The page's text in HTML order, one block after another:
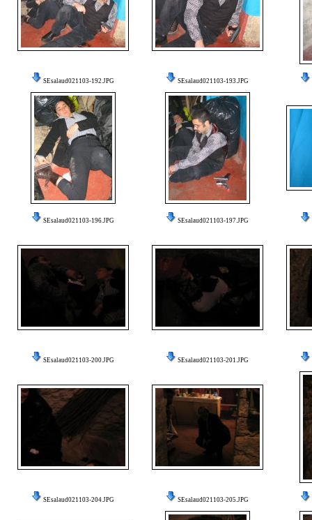
SEsalaud021103-192.JPG SEsalaud021103-193.JPG
SEsalaud021103-196.JPG SEsalaud021103-197.JPG
SEsalaud021103-200.JPG SEsalaud021103-201.JPG
SEsalaud021103-204.JPG SEsalaud021103-205.JPG